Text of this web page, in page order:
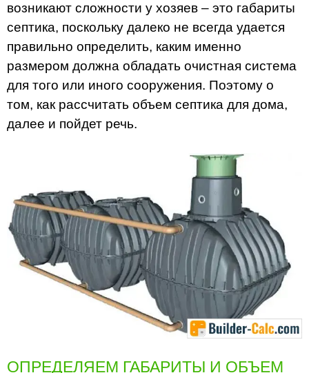
возникают сложности у хозяев – это габариты
септика, поскольку далеко не всегда удается
правильно определить, каким именно
размером должна обладать очистная система
для того или иного сооружения. Поэтому о
том, как рассчитать объем септика для дома,
далее и пойдет речь.
ОПРЕДЕЛЯЕМ ГАБАРИТЫ И ОБЪЕМ